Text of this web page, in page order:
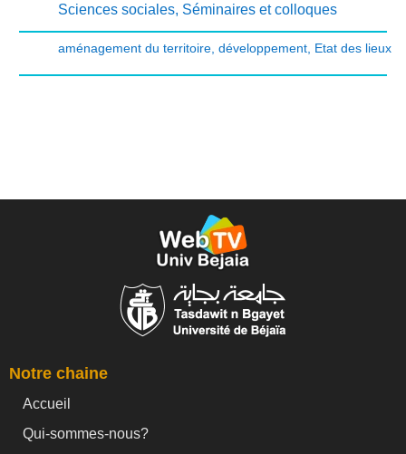
Sciences sociales, Séminaires et colloques
aménagement du territoire, développement, Etat des lieux
Notre chaine
Accueil
Qui-sommes-nous?